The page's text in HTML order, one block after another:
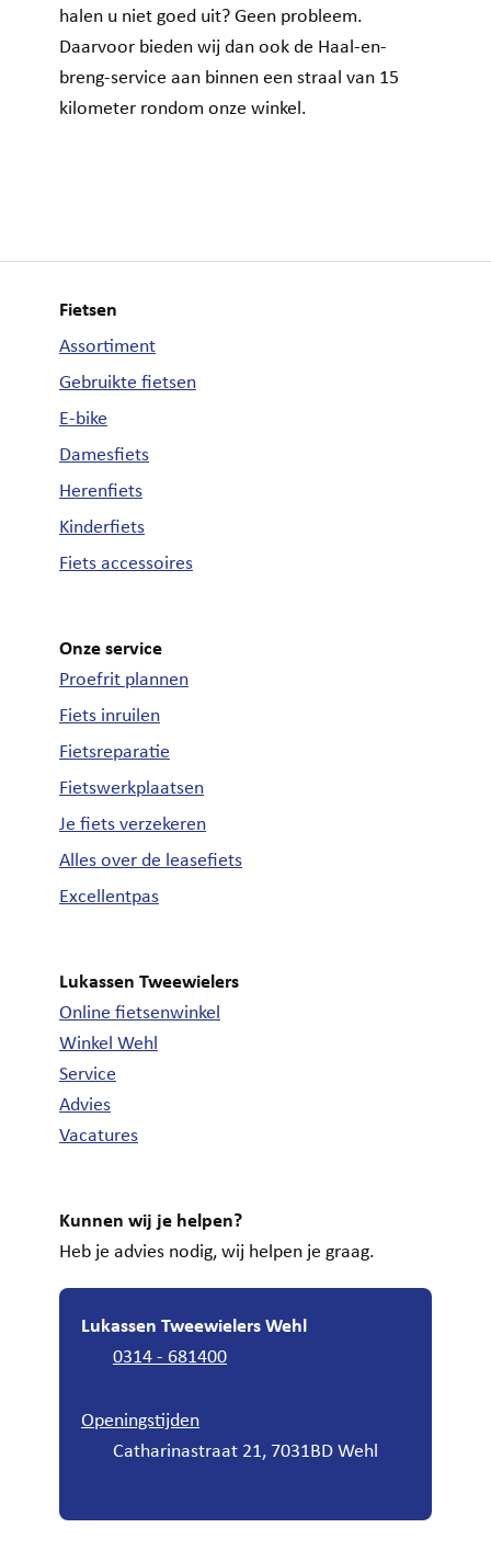
halen u niet goed uit? Geen probleem.
Daarvoor bieden wij dan ook de Haal-en-
breng-service aan binnen een straal van 15
kilometer rondom onze winkel.
Fietsen
Assortiment
Gebruikte fietsen
E-bike
Damesfiets
Herenfiets
Kinderfiets
Fiets accessoires
Onze service
Proefrit plannen
Fiets inruilen
Fietsreparatie
Fietswerkplaatsen
Je fiets verzekeren
Alles over de leasefiets
Excellentpas
Lukassen Tweewielers
Online fietsenwinkel
Winkel Wehl
Service
Advies
Vacatures
Kunnen wij je helpen?
Heb je advies nodig, wij helpen je graag.
Lukassen Tweewielers Wehl
0314 - 681400
Openingstijden
Catharinastraat 21, 7031BD Wehl